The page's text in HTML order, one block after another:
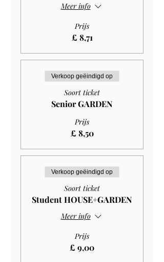
Meer info
Prijs
£ 8,71
Verkoop geëindigd op
Soort ticket
Senior GARDEN
Prijs
£ 8,50
Verkoop geëindigd op
Soort ticket
Student HOUSE+GARDEN
Meer info
Prijs
£ 9,00